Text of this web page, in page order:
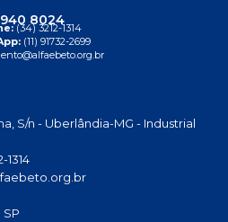
8024
(34) 3212-1314
(11) 91732-2699
S/n - Uberlândia-MG - Industrial
1314